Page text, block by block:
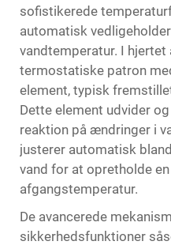
sofistikerede
automatisk
vandtemperatur. I
termostatiske patron
element, typisk
Dette element udvider
reaktion på ændringer i
justerer automatisk
vand for at opretholde
afgangstemperatur.
De avancerede
sikkerhedsfunktioner